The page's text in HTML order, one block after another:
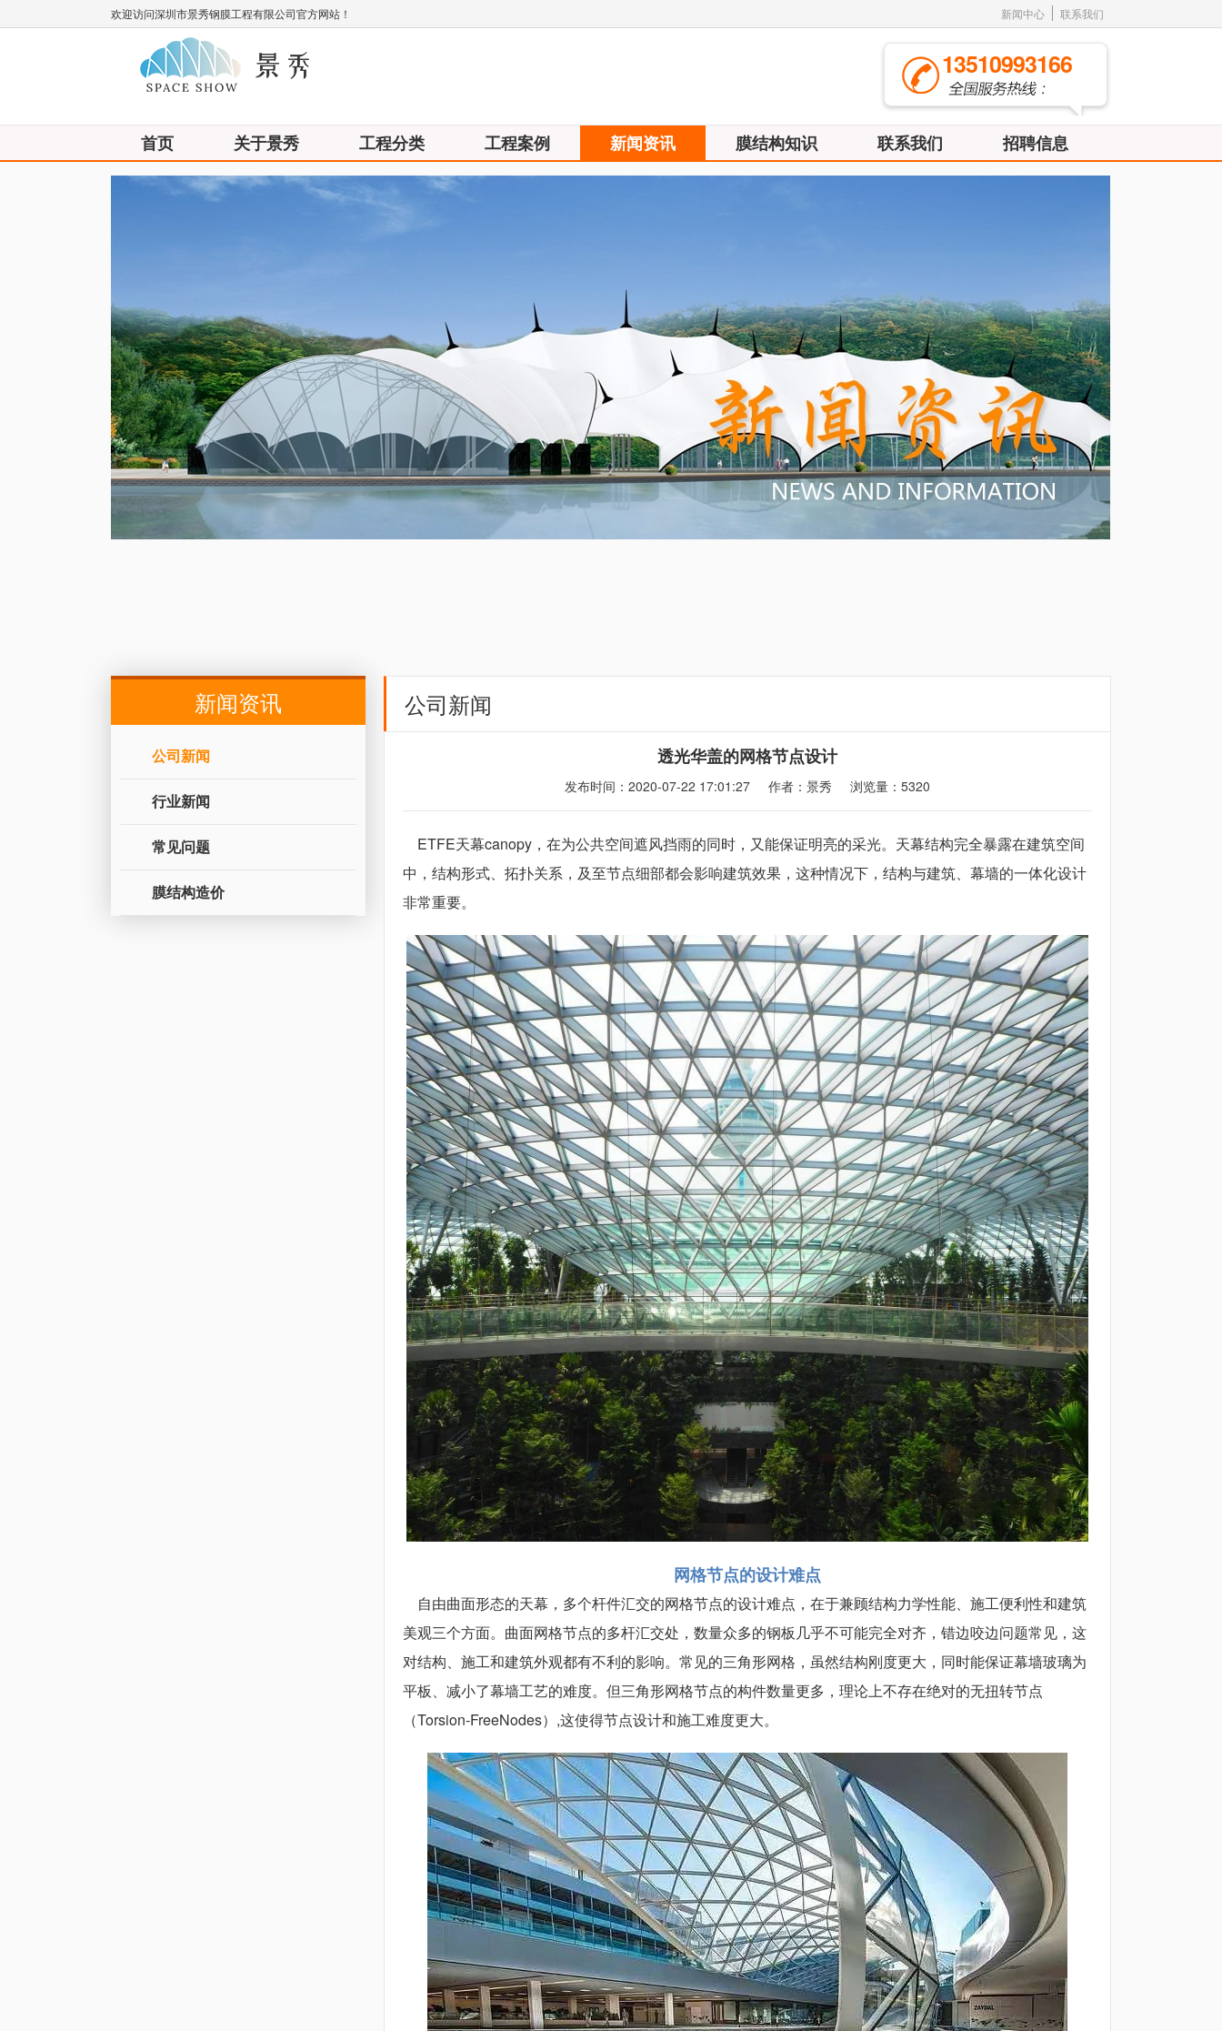
欢迎访问深圳市景秀钢膜工程有限公司官方网站！ 新闻中心 联系我们
13510993166
首页 关于景秀 工程分类 工程案例 新闻资讯 膜结构知识 联系我们 招聘信息
新闻资讯
公司新闻
行业新闻
常见问题
膜结构造价
公司新闻
透光华盖的网格节点设计
发布时间：2020-07-22 17:01:27 作者：景秀 浏览量：5320
ETFE天幕canopy，在为公共空间遮风挡雨的同时，又能保证明亮的采光。天幕结构完全暴露在建筑空间
中，结构形式、拓扑关系，及至节点细部都会影响建筑效果，这种情况下，结构与建筑、幕墙的一体化设计
非常重要。
网格节点的设计难点
自由曲面形态的天幕，多个杆件汇交的网格节点的设计难点，在于兼顾结构力学性能、施工便利性和建筑
美观三个方面。曲面网格节点的多杆汇交处，数量众多的钢板几乎不可能完全对齐，错边咬边问题常见，这
对结构、施工和建筑外观都有不利的影响。常见的三角形网格，虽然结构刚度更大，同时能保证幕墙玻璃为
平板、减小了幕墙工艺的难度。但三角形网格节点的构件数量更多，理论上不存在绝对的无扭转节点
（Torsion-FreeNodes）,这使得节点设计和施工难度更大。